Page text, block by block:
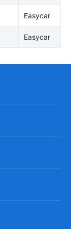
Easycar
Easycar